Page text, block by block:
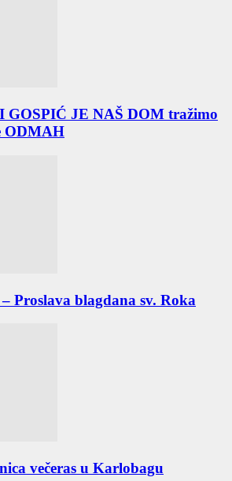
GOSPIĆ JE NAŠ DOM tražimo
ODMAH
Proslava blagdana sv. Roka
večeras u Karlobagu